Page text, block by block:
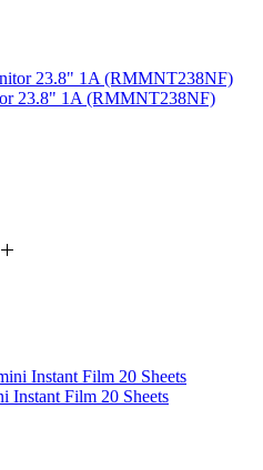
23.8" 1A (RMMNT238NF)
Instant Film 20 Sheets